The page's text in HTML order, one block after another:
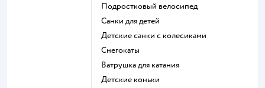
Подростковый велосипед
Санки для детей
Детские санки с колесиками
Снегокаты
Ватрушка для катания
Детские коньки